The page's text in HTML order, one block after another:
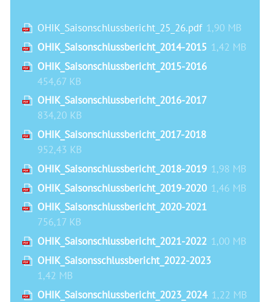
OHIK_Saisonschlussbericht_25_26.pdf 1,90 MB
OHIK_Saisonschlussbericht_2014-2015 1,42 MB
OHIK_Saisonschlussbericht_2015-2016
454,67 KB
OHIK_Saisonschlussbericht_2016-2017
834,20 KB
OHIK_Saisonschlussbericht_2017-2018
952,43 KB
OHIK_Saisonschlussbericht_2018-2019 1,98 MB
OHIK_Saisonschlussbericht_2019-2020 1,46 MB
OHIK_Saisonschlussbericht_2020-2021
756,17 KB
OHIK_Saisonschlussbericht_2021-2022 1,00 MB
OHIK_Saisonsschlussbericht_2022-2023
1,42 MB
OHIK_Saisonschlussbericht_2023_2024 1,22 MB